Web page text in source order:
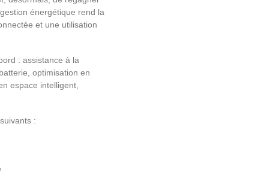
énergétique rend la
et une utilisation
: assistance à la
optimisation en
espace intelligent,
: